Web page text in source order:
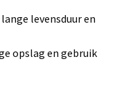
levensduur en
opslag en gebruik